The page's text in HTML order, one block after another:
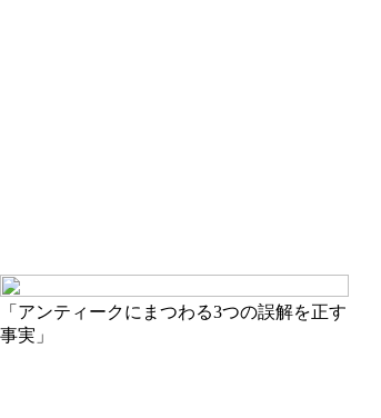
「アンティークにまつわる3つの誤解を正す
事実」